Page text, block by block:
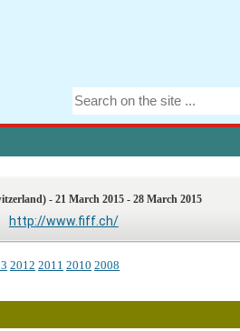
- 21 March 2015 - 28 March 2015
http://www.fiff.ch/
2012 2011 2010 2008